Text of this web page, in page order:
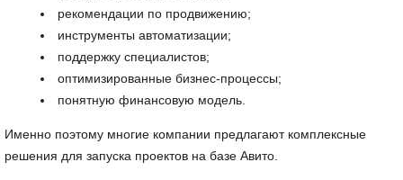
рекомендации по продвижению;
инструменты автоматизации;
поддержку специалистов;
оптимизированные бизнес-процессы;
понятную финансовую модель.
Именно поэтому многие компании предлагают комплексные
решения для запуска проектов на базе Авито.